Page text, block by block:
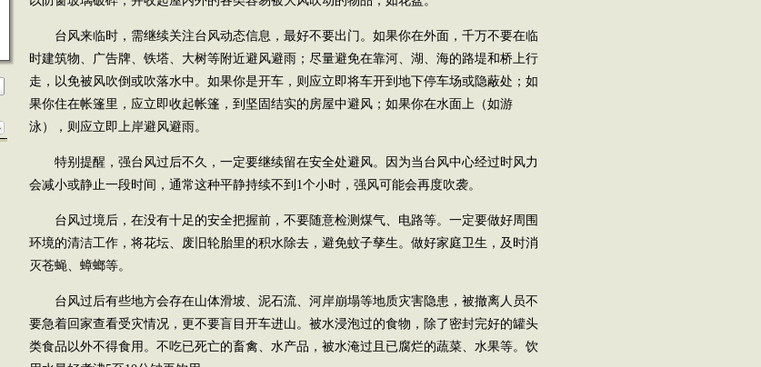
台风来临时，需继续关注台风动态信息，最好不要出门。如果你在外面，千万不要在临
时建筑物、广告牌、铁塔、大树等附近避风避雨；尽量避免在靠河、湖、海的路堤和桥上行
走，以免被风吹倒或吹落水中。如果你是开车，则应立即将车开到地下停车场或隐蔽处；如
果你住在帐篷里，应立即收起帐篷，到坚固结实的房屋中避风；如果你在水面上（如游
泳），则应立即上岸避风避雨。
特别提醒，强台风过后不久，一定要继续留在安全处避风。因为当台风中心经过时风力
会减小或静止一段时间，通常这种平静持续不到1个小时，强风可能会再度吹袭。
台风过境后，在没有十足的安全把握前，不要随意检测煤气、电路等。一定要做好周围
环境的清洁工作，将花坛、废旧轮胎里的积水除去，避免蚊子孳生。做好家庭卫生，及时消
灭苍蝇、蟑螂等。
台风过后有些地方会存在山体滑坡、泥石流、河岸崩塌等地质灾害隐患，被撤离人员不
要急着回家查看受灾情况，更不要盲目开车进山。被水浸泡过的食物，除了密封完好的罐头
类食品以外不得食用。不吃已死亡的畜禽、水产品，被水淹过且已腐烂的蔬菜、水果等。饮